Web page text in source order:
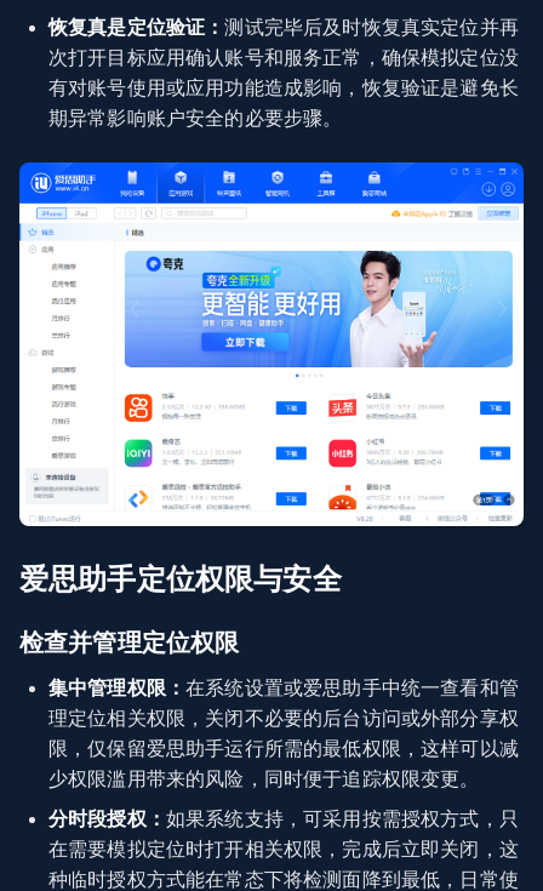
恢复真是定位验证：测试完毕后及时恢复真实定位并再
次打开目标应用确认账号和服务正常，确保模拟定位没
有对账号使用或应用功能造成影响，恢复验证是避免长
期异常影响账户安全的必要步骤。
爱思助手定位权限与安全
检查并管理定位权限
集中管理权限：在系统设置或爱思助手中统一查看和管
理定位相关权限，关闭不必要的后台访问或外部分享权
限，仅保留爱思助手运行所需的最低权限，这样可以减
少权限滥用带来的风险，同时便于追踪权限变更。
分时段授权： 如果系统支持，可采用按需授权方式，只
在需要模拟定位时打开相关权限，完成后立即关闭，这
种临时授权方式能在常态下将检测面降到最低，日常使